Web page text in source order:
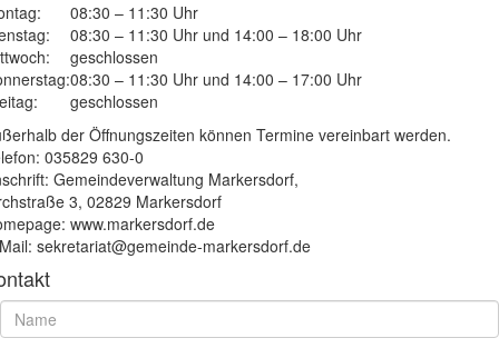
08:30 – 11:30 Uhr
08:30 – 11:30 Uhr und 14:00 – 18:00 Uhr
geschlossen
08:30 – 11:30 Uhr und 14:00 – 17:00 Uhr
geschlossen
der Öffnungszeiten können Termine vereinbart werden.
035829 630-0
Gemeindeverwaltung Markersdorf,
3, 02829 Markersdorf
www.markersdorf.de
sekretariat@gemeinde-markersdorf.de